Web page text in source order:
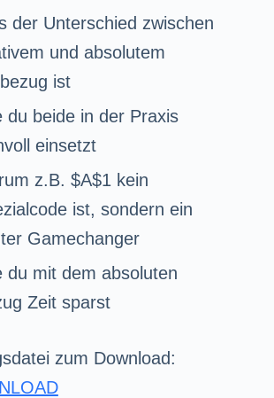
der Unterschied zwischen
und absolutem
ist
du beide in der Praxis
einsetzt
z.B. $A$1 kein
ist, sondern ein
Gamechanger
du mit dem absoluten
Zeit sparst
zum Download: